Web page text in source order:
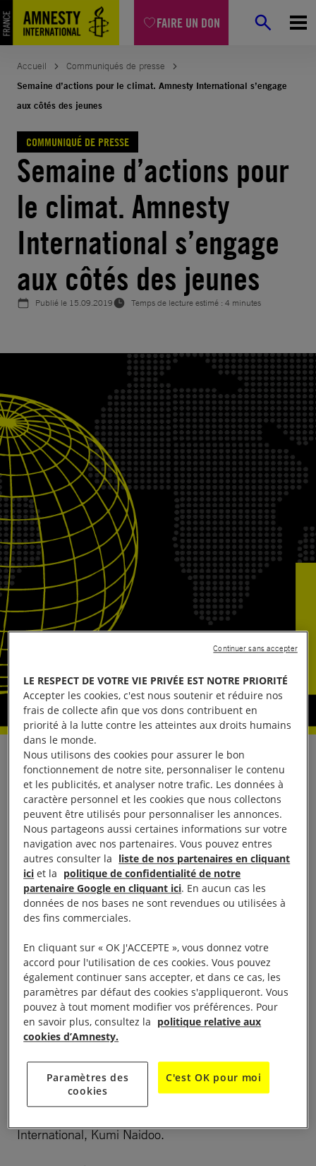
FAIRE UN DON
Aller
au
contenu
Accueil
Communiqués de presse
Semaine d’actions pour le climat. Amnesty International s’engage
aux côtés des jeunes
COMMUNIQUÉ DE PRESSE
Semaine d’actions pour
le climat. Amnesty
International s’engage
aux côtés des jeunes
Publié le 15.09.2019 Temps de lecture estimé : 4 minutes
Face à l’urgence de la crise climatique, Amnesty
International soutient les jeunes militants qui depuis
plusieurs mois appellent à la grève de l’école les
vendredis, et prendra part à la nouvelle « marche
climatique » du 20 septembre 2019. Une journée
de mobilisation mondiale qui marquera une
semaine d’actions pour la justice climatique. Plus de
2 400 événements sont prévus dans plus de 1 000
villes à travers le monde du 20 au 27 septembre
«Pour cette génération, l’urgence climatique est
une question de droits humains primordiale. Ses
conséquences façonneront tous les aspects
imaginables de leurs vies.L’inaction de la plupart des
accablantes est sans doute la plus grave violation
intergénérationnelle des droits humains de toute
International, Kumi Naidoo.
LE RESPECT DE VOTRE VIE PRIVÉE EST NOTRE PRIORITÉ
Accepter les cookies, c'est nous soutenir et réduire nos
frais de collecte afin que vos dons contribuent en
priorité à la lutte contre les atteintes aux droits humains
dans le monde.
Nous utilisons des cookies pour assurer le bon
fonctionnement de notre site, personnaliser le contenu
et les publicités, et analyser notre trafic. Les données à
caractère personnel et les cookies que nous collectons
peuvent être utilisés pour personnaliser les annonces.
Nous partageons aussi certaines informations sur votre
navigation avec nos partenaires. Vous pouvez entres
autres consulter la liste de nos partenaires en cliquant
ici et la politique de confidentialité de notre
partenaire Google en cliquant ici. En aucun cas les
données de nos bases ne sont revendues ou utilisées à
des fins commerciales.
En cliquant sur « OK J'ACCEPTE », vous donnez votre
accord pour l'utilisation de ces cookies. Vous pouvez
également continuer sans accepter, et dans ce cas, les
paramètres par défaut des cookies s'appliqueront. Vous
pouvez à tout moment modifier vos préférences. Pour
en savoir plus, consultez la politique relative aux
cookies d’Amnesty.
Paramètres des
cookies
C'est OK pour moi
Continuer sans accepter